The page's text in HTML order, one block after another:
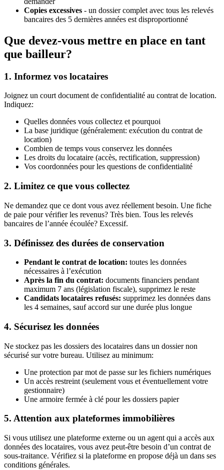
Copies excessives - un dossier complet avec tous les relevés
bancaires des 5 dernières années est disproportionné
Que devez-vous mettre en place en tant
que bailleur?
1. Informez vos locataires
Joignez un court document de confidentialité au contrat de location.
Indiquez:
Quelles données vous collectez et pourquoi
La base juridique (généralement: exécution du contrat de
location)
Combien de temps vous conservez les données
Les droits du locataire (accès, rectification, suppression)
Vos coordonnées pour les questions de confidentialité
2. Limitez ce que vous collectez
Ne demandez que ce dont vous avez réellement besoin. Une fiche
de paie pour vérifier les revenus? Très bien. Tous les relevés
bancaires de l’année écoulée? Excessif.
3. Définissez des durées de conservation
Pendant le contrat de location: toutes les données
nécessaires à l’exécution
Après la fin du contrat: documents financiers pendant
maximum 7 ans (législation fiscale), supprimez le reste
Candidats locataires refusés: supprimez les données dans
les 4 semaines, sauf accord sur une durée plus longue
4. Sécurisez les données
Ne stockez pas les dossiers des locataires dans un dossier non
sécurisé sur votre bureau. Utilisez au minimum:
Une protection par mot de passe sur les fichiers numériques
Un accès restreint (seulement vous et éventuellement votre
gestionnaire)
Une armoire fermée à clé pour les dossiers papier
5. Attention aux plateformes immobilières
Si vous utilisez une plateforme externe ou un agent qui a accès aux
données des locataires, vous avez peut-être besoin d’un contrat de
sous-traitance. Vérifiez si la plateforme en propose déjà un dans ses
conditions générales.